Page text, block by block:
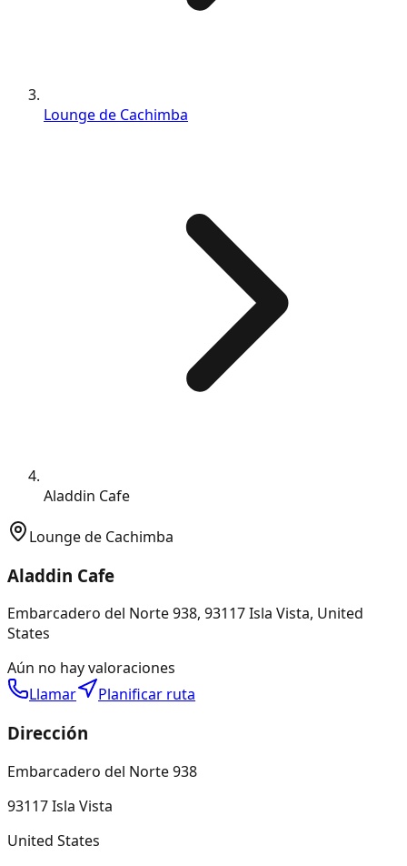
Lounge de Cachimba
Aladdin Cafe
Lounge de Cachimba
Aladdin Cafe
Embarcadero del Norte 938, 93117 Isla Vista, United
States
Aún no hay valoraciones
Llamar
Planificar ruta
Dirección
Embarcadero del Norte 938
93117 Isla Vista
United States